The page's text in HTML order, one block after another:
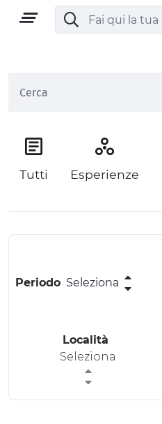
OUTDOOR
ESPERIENZE
EVENTI
Tutti Esperienze
Periodo Seleziona
Località
Seleziona